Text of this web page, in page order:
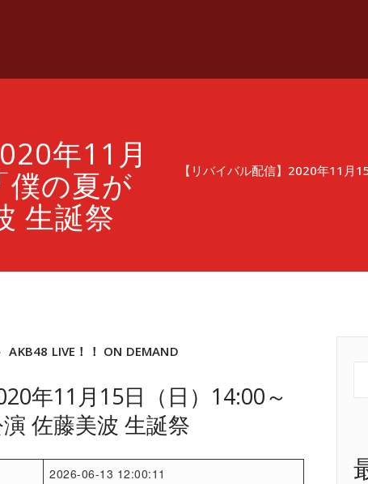
年11月
僕の夏が
生誕祭
【リバイバル配信】2020年11月
AKB48 LIVE！！ ON DEMAND
年11月15日（日）14:00～
佐藤美波 生誕祭
2026-06-13 12:00:11